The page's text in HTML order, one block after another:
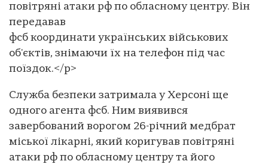
повітряні атаки рф по обласному центру. Він
передавав
фсб координати українських військових
об'єктів, знімаючи їх на телефон під час
поїздок.</p>
Служба безпеки затримала у Херсоні ще
одного агента фсб. Ним виявився
завербований ворогом 26-річний медбрат
міської лікарні, який коригував повітряні
атаки рф по обласному центру та його